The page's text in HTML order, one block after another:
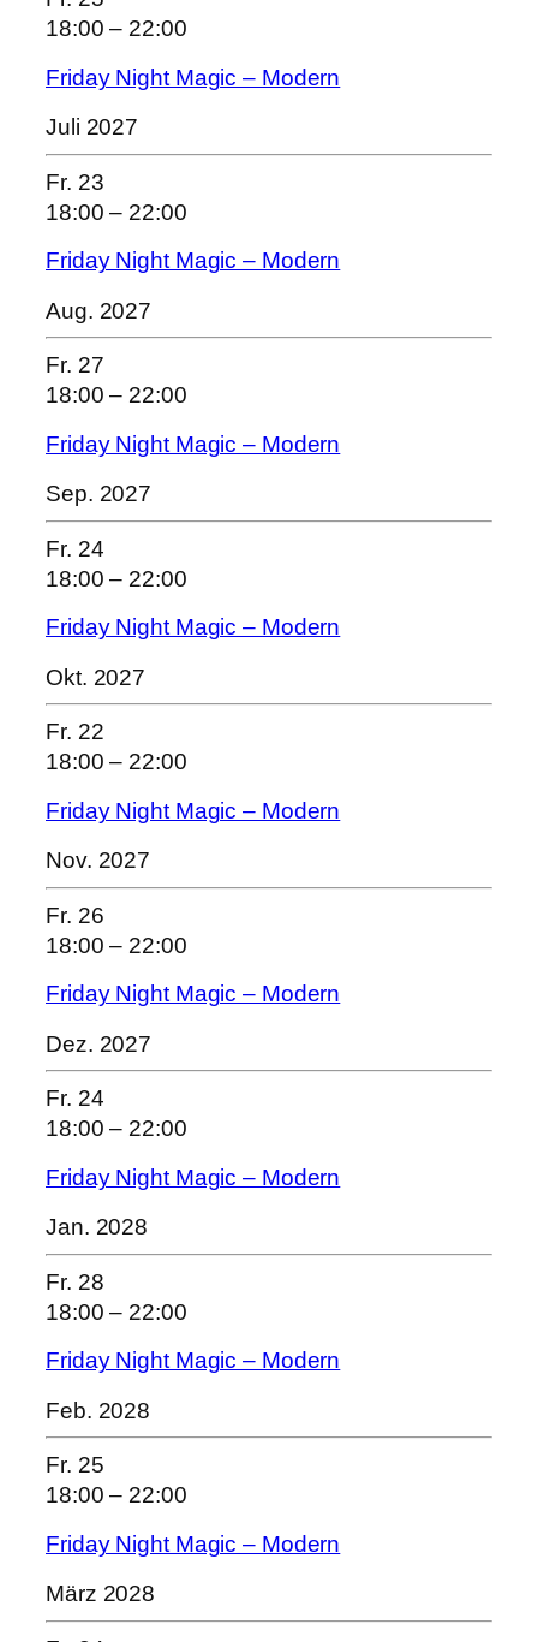
18:00 – 22:00
Friday Night Magic – Modern
Juli 2027
Fr. 23
18:00 – 22:00
Friday Night Magic – Modern
Aug. 2027
Fr. 27
18:00 – 22:00
Friday Night Magic – Modern
Sep. 2027
Fr. 24
18:00 – 22:00
Friday Night Magic – Modern
Okt. 2027
Fr. 22
18:00 – 22:00
Friday Night Magic – Modern
Nov. 2027
Fr. 26
18:00 – 22:00
Friday Night Magic – Modern
Dez. 2027
Fr. 24
18:00 – 22:00
Friday Night Magic – Modern
Jan. 2028
Fr. 28
18:00 – 22:00
Friday Night Magic – Modern
Feb. 2028
Fr. 25
18:00 – 22:00
Friday Night Magic – Modern
März 2028